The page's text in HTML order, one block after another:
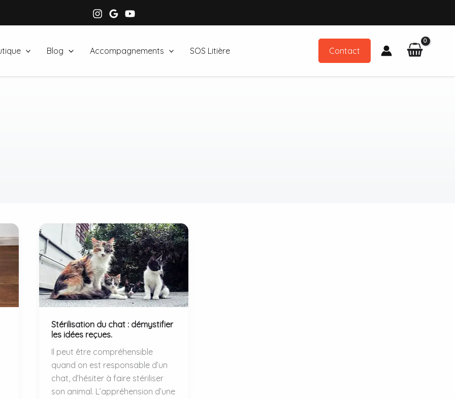
Blog Accompagnements SOS Litière Contact
Stérilisation du chat : démystifier
les idées reçues.
Il peut être compréhensible
quand on est responsable d’un
chat, d’hésiter à faire stériliser
son animal. L’appréhension d’une